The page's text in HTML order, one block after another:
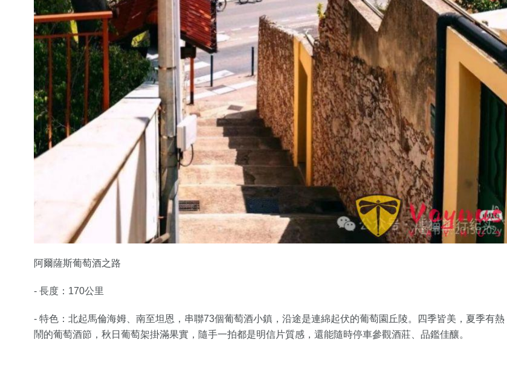
阿爾薩斯葡萄酒之路
- 長度：170公里
- 特色：北起馬倫海姆、南至坦恩，串聯73個葡萄酒小鎮，沿途是連綿起伏的葡萄園丘陵。四季皆美，夏季有熱
鬧的葡萄酒節，秋日葡萄架掛滿果實，隨手一拍都是明信片質感，還能隨時停車參觀酒莊、品鑑佳釀。